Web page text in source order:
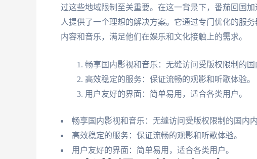
过这些地域限制至关重要。在这一背景下，番茄回国
人提供了一个理想的解决方案。它通过专门优化的服
内容和音乐，满足他们在娱乐和文化接触上的需求。
畅享国内影视和音乐：无缝访问受版权限制的国
高效稳定的服务：保证流畅的观影和听歌体验。
用户友好的界面：简单易用，适合各类用户。
畅享国内影视和音乐：无缝访问受版权限制的国内内
高效稳定的服务：保证流畅的观影和听歌体验。
用户友好的界面：简单易用，适合各类用户。